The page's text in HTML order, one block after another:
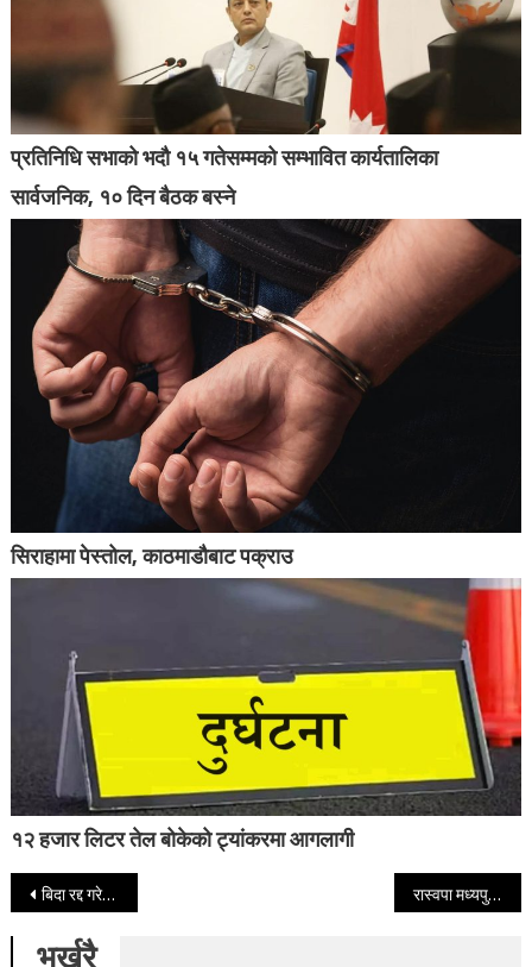
प्रतिनिधि सभाको भदौ १५ गतेसम्मको सम्भावित कार्यतालिका
सार्वजनिक, १० दिन बैठक बस्ने
सिराहामा पेस्तोल, काठमाडौबाट पक्राउ
१२ हजार लिटर तेल बोकेको ट्यांकरमा आगलागी
Post navigation
बिदा रद्द गरेर ह्वाइट हाउस फर्किए ट्रम्प, इरान युद्धबारे महत्वपूर्ण निर्णय लिने तयारी रास्वपा मध्यपुर थिमि नगरमा मानन्धरको नेतृत्व